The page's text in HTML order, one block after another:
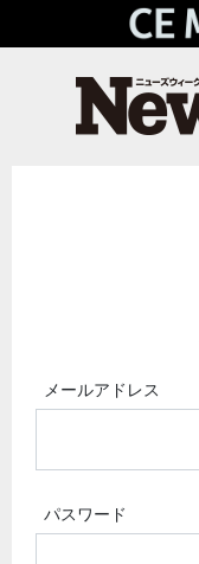
メールアドレス
パスワード